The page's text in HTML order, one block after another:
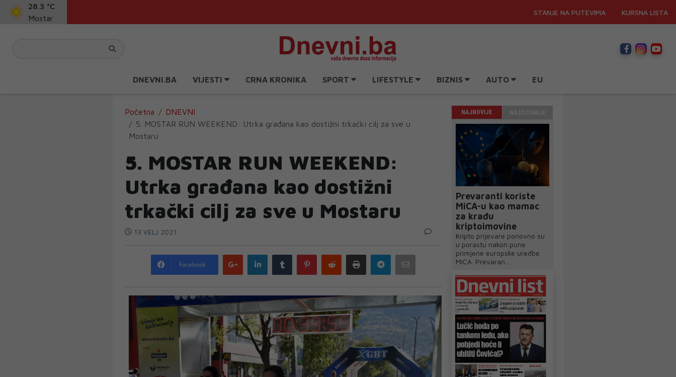
28.3 °C
Mostar
STANJE NA PUTEVIMA KURSNA LISTA
DNEVNI.BA VIJESTI CRNA KRONIKA SPORT LIFESTYLE BIZNIS AUTO EU
Početna
DNEVNI
5. MOSTAR RUN WEEKEND: Utrka građana kao dostižni trkački cilj za sve u
Mostaru
5. MOSTAR RUN WEEKEND:
Utrka građana kao dostižni
trkački cilj za sve u Mostaru
13 VELJ 2021
Facebook
Google
plus
LinkedIn Tumblr PinterestReddit Print Telegram
NAJNOVIJE
Prevaranti koriste
MiCA-u kao mamac
za krađu
kriptoimovine
Kripto prijevare ponovno su
u porastu nakon pune
primjene europske uredbe
MiCA. Prevaran...